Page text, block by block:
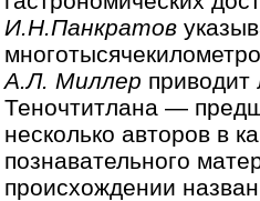
И.Н.Панкратов
А.Л. Миллер приводит
Теночтитлана —
несколько авторов в
познавательного
происхождении